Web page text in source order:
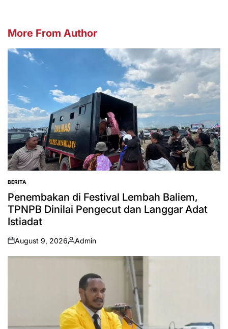
More From Author
POSTED
IN
BERITA
Penembakan di Festival Lembah Baliem,
TPNPB Dinilai Pengecut dan Langgar Adat
Istiadat
on
August 9, 2026
Posted
by
Admin